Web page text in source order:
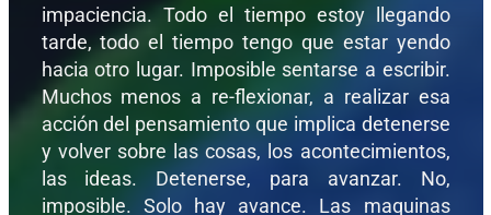
impaciencia. Todo el tiempo estoy llegando
tarde, todo el tiempo tengo que estar yendo
hacia otro lugar. Imposible sentarse a escribir.
Muchos menos a re-flexionar, a realizar esa
acción del pensamiento que implica detenerse
y volver sobre las cosas, los acontecimientos,
las ideas. Detenerse, para avanzar. No,
imposible. Solo hay avance. Las maquinas